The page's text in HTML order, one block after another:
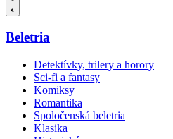
Beletria
Detektívky, trilery a horory
Sci-fi a fantasy
Komiksy
Romantika
Spoločenská beletria
Klasika